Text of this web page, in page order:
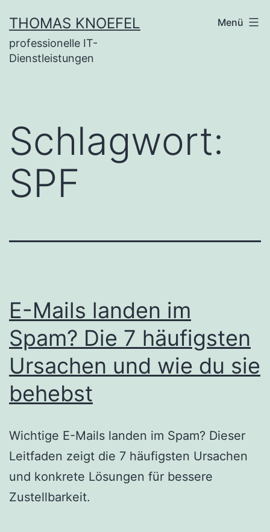
Inhalt
springen
THOMAS KNOEFEL
professionelle IT-
Dienstleistungen
Menü
Schlagwort:
SPF
E-Mails landen im
Spam? Die 7 häufigsten
Ursachen und wie du sie
behebst
Wichtige E-Mails landen im Spam? Dieser
Leitfaden zeigt die 7 häufigsten Ursachen
und konkrete Lösungen für bessere
Zustellbarkeit.